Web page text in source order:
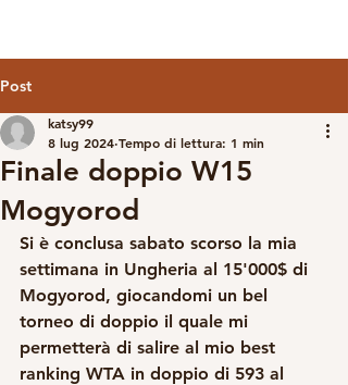
Post
Finale doppio W15
Mogyorod
katsy99
8 lug 2024 Tempo di lettura: 1 min
Si è conclusa sabato scorso la mia
settimana in Ungheria al 15'000$ di
Mogyorod, giocandomi un bel
torneo di doppio il quale mi
permetterà di salire al mio best
ranking WTA in doppio di 593 al